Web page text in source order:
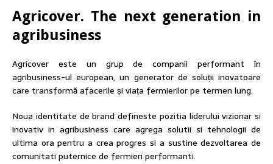
Agricover. The next generation in
agribusiness
Agricover este un grup de companii performant în
agribusiness-ul european, un generator de soluții inovatoare
care transformă afacerile și viața fermierilor pe termen lung.
Noua identitate de brand defineste pozitia liderului vizionar si
inovativ in agribusiness care agrega solutii si tehnologii de
ultima ora pentru a crea progres si a sustine dezvoltarea de
comunitati puternice de fermieri performanti.